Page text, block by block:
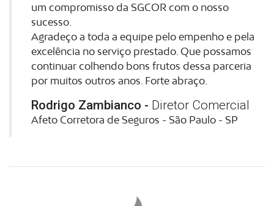
um compromisso da SGCOR com o nosso
sucesso.
Agradeço a toda a equipe pelo empenho e pela
excelência no serviço prestado. Que possamos
continuar colhendo bons frutos dessa parceria
por muitos outros anos. Forte abraço.
Rodrigo Zambianco - Diretor Comercial
Afeto Corretora de Seguros - São Paulo - SP